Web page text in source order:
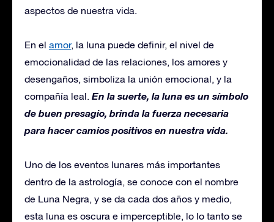
aspectos de nuestra vida.
En el amor, la luna puede definir, el nivel de
emocionalidad de las relaciones, los amores y
desengaños, simboliza la unión emocional, y la
compañía leal. En la suerte, la luna es un símbolo
de buen presagio, brinda la fuerza necesaria
para hacer camios positivos en nuestra vida.
Uno de los eventos lunares más importantes
dentro de la astrología, se conoce con el nombre
de Luna Negra, y se da cada dos años y medio,
esta luna es oscura e imperceptible, lo lo tanto se